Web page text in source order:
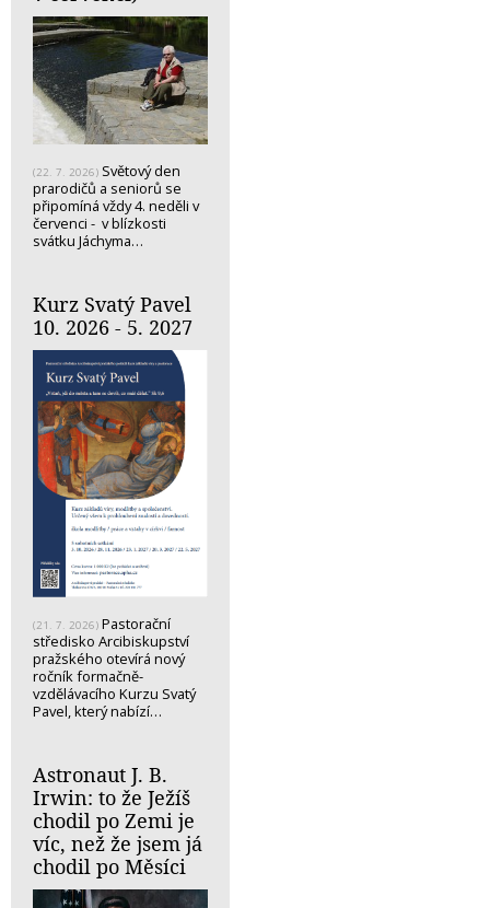
(22. 7. 2026) Světový den
prarodičů a seniorů se
připomíná vždy 4. neděli v
červenci - v blízkosti
svátku Jáchyma…
Kurz Svatý Pavel
10. 2026 - 5. 2027
(21. 7. 2026) Pastorační
středisko Arcibiskupství
pražského otevírá nový
ročník formačně-
vzdělávacího Kurzu Svatý
Pavel, který nabízí…
Astronaut J. B.
Irwin: to že Ježíš
chodil po Zemi je
víc, než že jsem já
chodil po Měsíci